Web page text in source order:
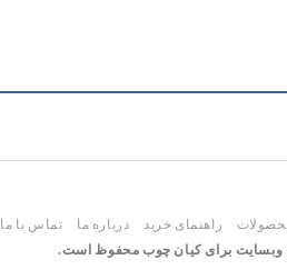
راهنمای خرید درباره ما
تماس با ما
وبسایت برای کیان چوب محفوظ است.